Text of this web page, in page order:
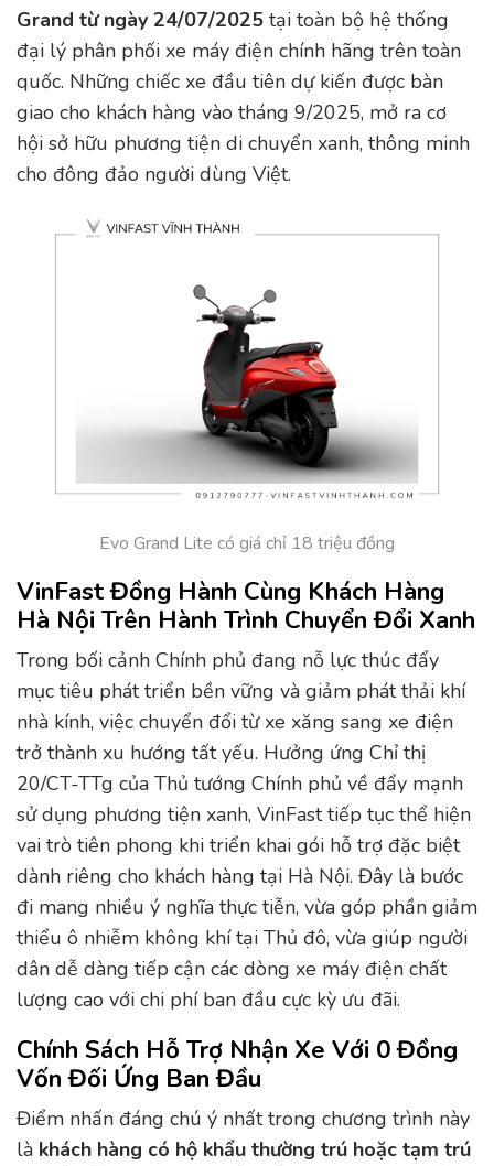
Grand từ ngày 24/07/2025 tại toàn bộ hệ thống
đại lý phân phối xe máy điện chính hãng trên toàn
quốc. Những chiếc xe đầu tiên dự kiến được bàn
giao cho khách hàng vào tháng 9/2025, mở ra cơ
hội sở hữu phương tiện di chuyển xanh, thông minh
cho đông đảo người dùng Việt.
Evo Grand Lite có giá chỉ 18 triệu đồng
VinFast Đồng Hành Cùng Khách Hàng
Hà Nội Trên Hành Trình Chuyển Đổi Xanh
Trong bối cảnh Chính phủ đang nỗ lực thúc đẩy
mục tiêu phát triển bền vững và giảm phát thải khí
nhà kính, việc chuyển đổi từ xe xăng sang xe điện
trở thành xu hướng tất yếu. Hưởng ứng Chỉ thị
20/CT-TTg của Thủ tướng Chính phủ về đẩy mạnh
sử dụng phương tiện xanh, VinFast tiếp tục thể hiện
vai trò tiên phong khi triển khai gói hỗ trợ đặc biệt
dành riêng cho khách hàng tại Hà Nội. Đây là bước
đi mang nhiều ý nghĩa thực tiễn, vừa góp phần giảm
thiểu ô nhiễm không khí tại Thủ đô, vừa giúp người
dân dễ dàng tiếp cận các dòng xe máy điện chất
lượng cao với chi phí ban đầu cực kỳ ưu đãi.
Chính Sách Hỗ Trợ Nhận Xe Với 0 Đồng
Vốn Đối Ứng Ban Đầu
Điểm nhấn đáng chú ý nhất trong chương trình này
là khách hàng có hộ khẩu thường trú hoặc tạm trú